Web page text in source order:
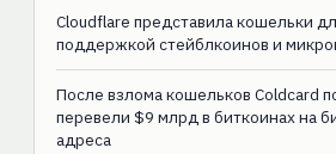
Cloudflare представила кошельки
поддержкой стейблкоинов и
После взлома кошельков Coldcard
перевели $9 млрд в биткоинах на
адреса